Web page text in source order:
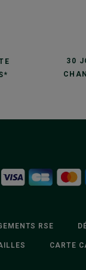
30
RSE
CARTE